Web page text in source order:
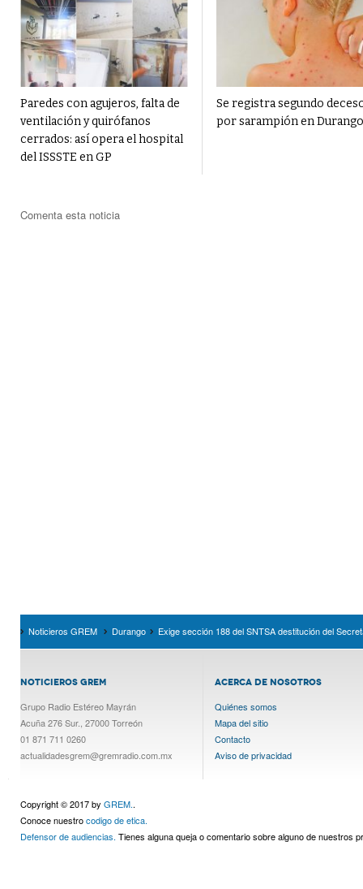
Paredes con agujeros, falta de
ventilación y quirófanos
cerrados: así opera el hospital
del ISSSTE en GP
Se registra segundo
por sarampión en Durango
Comenta esta noticia
Noticieros GREM Durango Exige sección 188 del SNTSA destitución del
NOTICIEROS GREM
Grupo Radio Estéreo Mayrán
Acuña 276 Sur., 27000 Torreón
01 871 711 0260
actualidadesgrem@gremradio.com.mx
ACERCA DE NOSOTROS
Quiénes somos
Mapa del sitio
Contacto
Aviso de privacidad
Copyright © 2017 by GREM..
Conoce nuestrocodigo de etica.
Defensor de audiencias. Tienes alguna queja o comentario sobre alguno de nuestros